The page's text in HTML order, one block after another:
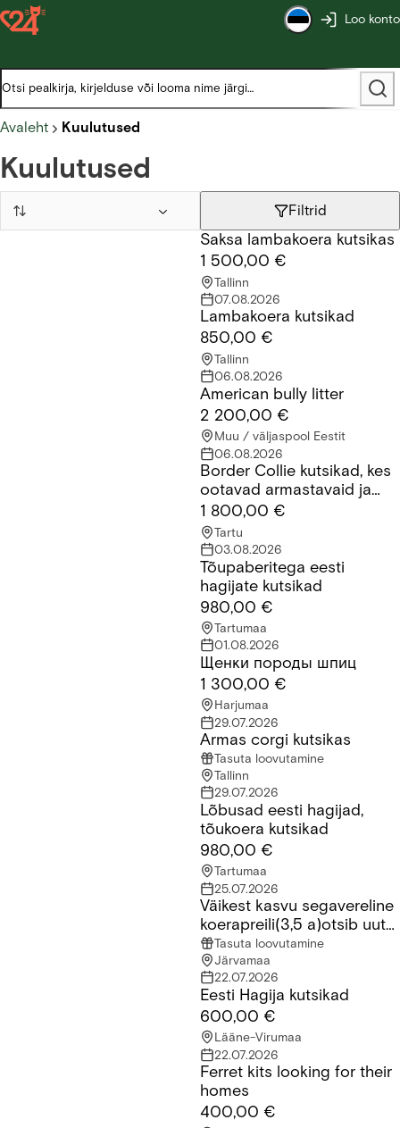
Loo konto
Avaleht Kuulutused
Kuulutused
Filtrid
Saksa lambakoera kutsikas
1 500,00 €
Tallinn
07.08.2026
Lambakoera kutsikad
850,00 €
Tallinn
06.08.2026
American bully litter
2 200,00 €
Muu / väljaspool Eestit
06.08.2026
Border Collie kutsikad, kes ootavad armastavaid ja
Border Collie kutsikad, kes
ootavad armastavaid ja
vastutustundlikke peresid.
1 800,00 €
Tartu
03.08.2026
Tõupaberitega eesti hagijate kutsikadTõupaberitega eesti
hagijate kutsikad
980,00 €
Tartumaa
01.08.2026
Щенки породы шпиц
1 300,00 €
Harjumaa
29.07.2026
Armas corgi kutsikas
Tasuta loovutamine
Tallinn
29.07.2026
Lõbusad eesti hagijad, tõukoera kutsikadLõbusad eesti hagijad,
tõukoera kutsikad
980,00 €
Tartumaa
25.07.2026
Väikest kasvu segavereline koerapreili(3,5 a)otsib uut kodu
Väikest kasvu segavereline
koerapreili(3,5 a)otsib uut
kodu
Tasuta loovutamine
Järvamaa
22.07.2026
Eesti Hagija kutsikad
600,00 €
Lääne-Virumaa
22.07.2026
Ferret kits looking for their homesFerret kits looking for their
homes
400,00 €